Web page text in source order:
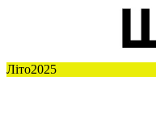
Літо2025